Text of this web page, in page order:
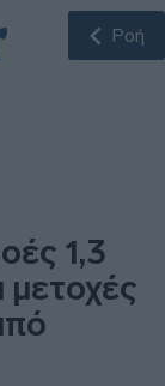
Ροή
1,3
μετοχές